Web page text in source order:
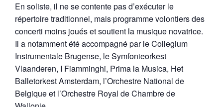
En soliste, il ne se contente pas d’exécuter le
répertoire traditionnel, mais programme volontiers des
concerti moins joués et soutient la musique novatrice.
Il a notamment été accompagné par le Collegium
Instrumentale Brugense, le Symfonieorkest
Vlaanderen, I Fiamminghi, Prima la Musica, Het
Balletorkest Amsterdam, l’Orchestre National de
Belgique et l’Orchestre Royal de Chambre de